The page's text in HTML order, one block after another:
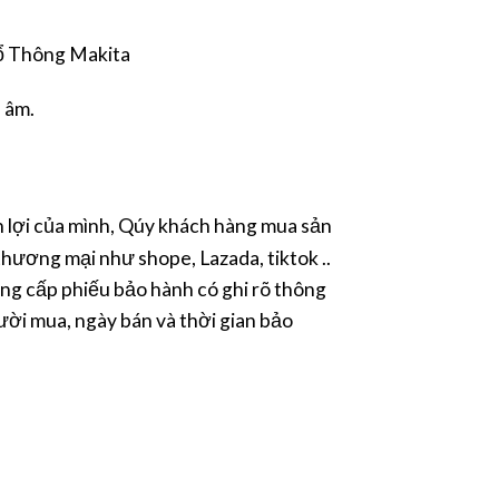
Thông Makita
của mình, Qúy khách hàng mua sản
mại như shope, Lazada, tiktok ..
cấp phiếu bảo hành có ghi rõ thông
mua, ngày bán và thời gian bảo